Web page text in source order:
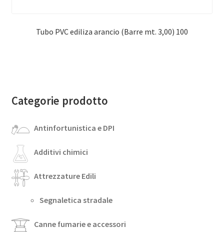
Tubo PVC ediliza arancio (Barre mt. 3,00) 100
Categorie prodotto
Antinfortunistica e DPI
Additivi chimici
Attrezzature Edili
Segnaletica stradale
Canne fumarie e accessori